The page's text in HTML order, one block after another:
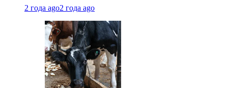
2 года ago2 года ago